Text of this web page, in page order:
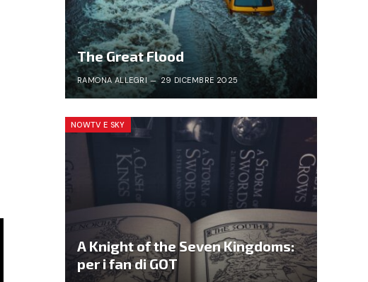
The Great Flood
RAMONA ALLEGRI 29 DICEMBRE 2025
NOWTV E SKY
A Knight of the Seven Kingdoms:
per i fan di GOT